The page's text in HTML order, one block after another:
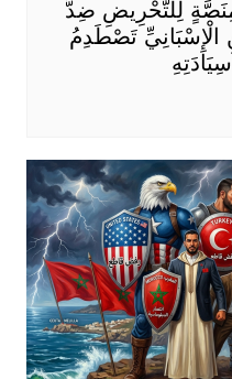
مِنَصَّةٍ لِلتَّحْرِيضِ ضِدَّ
الْإِسْبَانِيِّ تَصْطَدِمُ